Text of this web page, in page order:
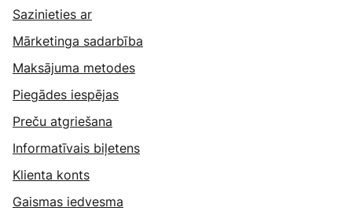
Sazinieties ar
Mārketinga sadarbība
Maksājuma metodes
Piegādes iespējas
Preču atgriešana
Informatīvais biļetens
Klienta konts
Gaismas iedvesma